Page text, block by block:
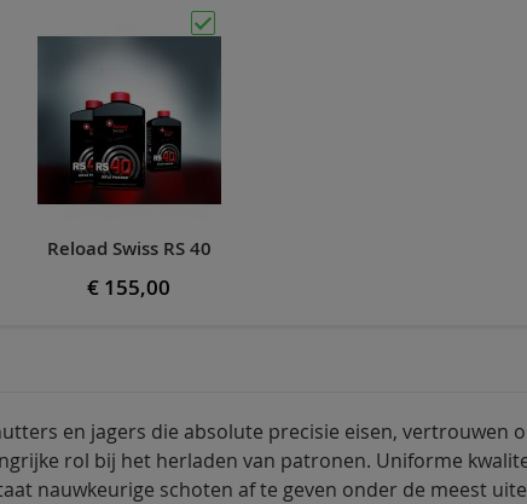
Reload Swiss RS 40
€ 155,00
en jagers die absolute precisie eisen, vertrouwen
rol bij het herladen van patronen. Uniforme
nauwkeurige schoten af te geven onder de meest